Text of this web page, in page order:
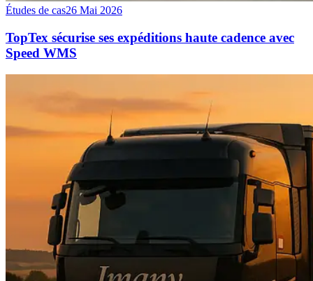
Études de cas26 Mai 2026
TopTex sécurise ses expéditions haute cadence avec
Speed WMS